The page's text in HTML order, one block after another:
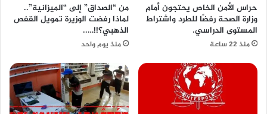
حراس الأمن الخاص يحتجون أمام
وزارة الصحة رفضًا للطرد واشتراط
المستوى الدراسي.
منذ 22 ساعة
من “الصداق” إلى “الميزانية”..
لماذا رفضت الوزيرة تمويل القفص
الذهبي؟!!…..
منذ يوم واحد